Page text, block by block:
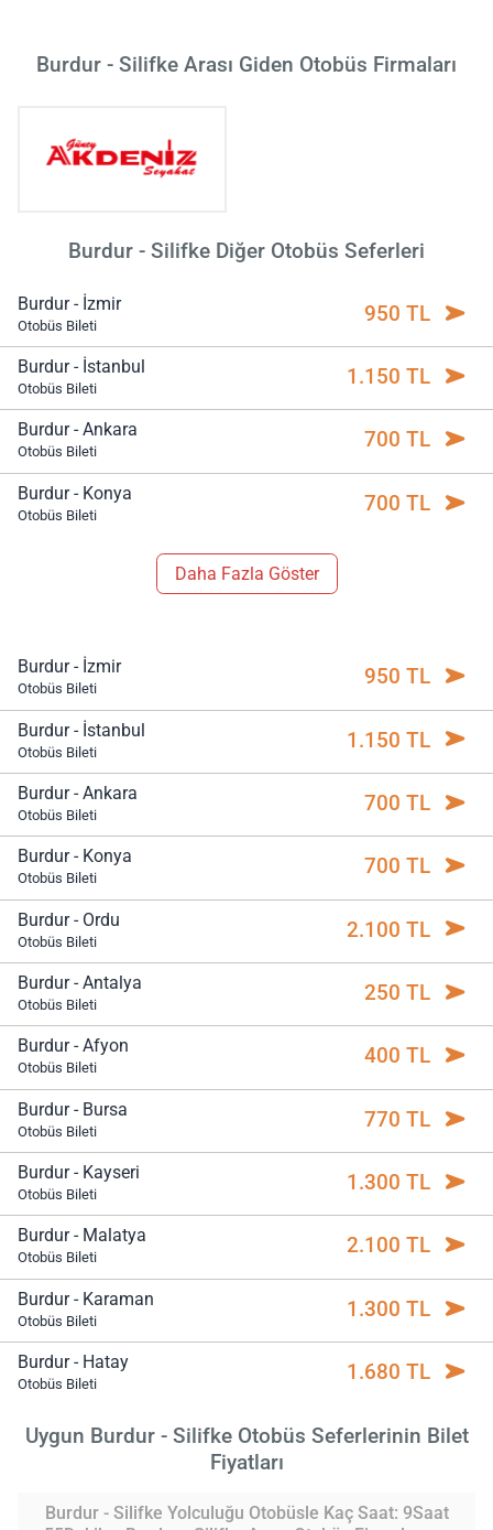
Burdur - Silifke Arası Giden Otobüs Firmaları
Burdur - Silifke Diğer Otobüs Seferleri
Burdur - İzmir
Otobüs Bileti 950 TL
Burdur - İstanbul
Otobüs Bileti 1.150 TL
Burdur - Ankara
Otobüs Bileti 700 TL
Burdur - Konya
Otobüs Bileti 700 TL
Daha Fazla Göster
Burdur - İzmir
Otobüs Bileti 950 TL
Burdur - İstanbul
Otobüs Bileti 1.150 TL
Burdur - Ankara
Otobüs Bileti 700 TL
Burdur - Konya
Otobüs Bileti 700 TL
Burdur - Ordu
Otobüs Bileti 2.100 TL
Burdur - Antalya
Otobüs Bileti 250 TL
Burdur - Afyon
Otobüs Bileti 400 TL
Burdur - Bursa
Otobüs Bileti 770 TL
Burdur - Kayseri
Otobüs Bileti 1.300 TL
Burdur - Malatya
Otobüs Bileti 2.100 TL
Burdur - Karaman
Otobüs Bileti 1.300 TL
Burdur - Hatay
Otobüs Bileti 1.680 TL
Uygun Burdur - Silifke Otobüs Seferlerinin Bilet
Fiyatları
Burdur - Silifke Yolculuğu Otobüsle Kaç Saat: 9Saat